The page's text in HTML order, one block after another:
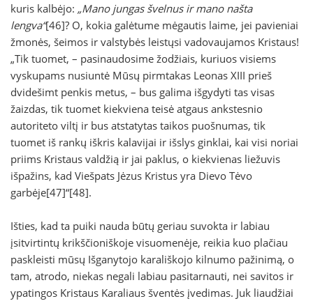
kuris kalbėjo: „Mano jungas švelnus ir mano našta
lengva“[46]? O, kokia galėtume mėgautis laime, jei pavieniai
žmonės, šeimos ir valstybės leistųsi vadovaujamos Kristaus!
„Tik tuomet, – pasinaudosime žodžiais, kuriuos visiems
vyskupams nusiuntė Mūsų pirmtakas Leonas XIII prieš
dvidešimt penkis metus, – bus galima išgydyti tas visas
žaizdas, tik tuomet kiekviena teisė atgaus ankstesnio
autoriteto viltį ir bus atstatytas taikos puošnumas, tik
tuomet iš rankų iškris kalavijai ir išslys ginklai, kai visi noriai
priims Kristaus valdžią ir jai paklus, o kiekvienas liežuvis
išpažins, kad Viešpats Jėzus Kristus yra Dievo Tėvo
garbėje[47]“[48].
Išties, kad ta puiki nauda būtų geriau suvokta ir labiau
įsitvirtintų krikščioniškoje visuomenėje, reikia kuo plačiau
paskleisti mūsų Išganytojo karališkojo kilnumo pažinimą, o
tam, atrodo, niekas negali labiau pasitarnauti, nei savitos ir
ypatingos Kristaus Karaliaus šventės įvedimas. Juk liaudžiai